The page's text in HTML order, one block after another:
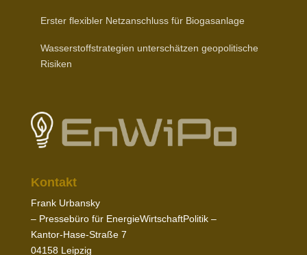
Erster flexibler Netz­an­schluss für Biogasanlage
Wasser­stoff­stra­tegien unter­schätzen geopo­li­tische
Risiken
Kontakt
Frank Urbansky
– Pres­sebüro für EnergieWirtschaftPolitik –
Kantor-​Hase-​Straße 7
04158Leipzig